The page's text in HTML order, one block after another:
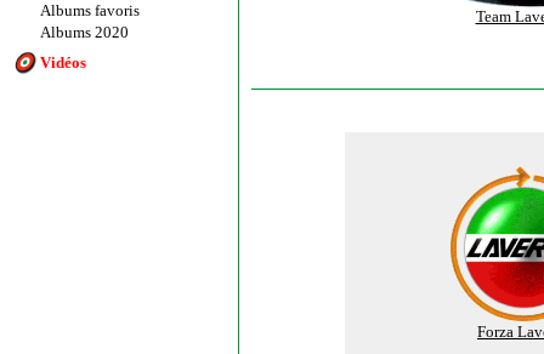
Albums favoris
Albums 2020
Vidéos
Team
Forza